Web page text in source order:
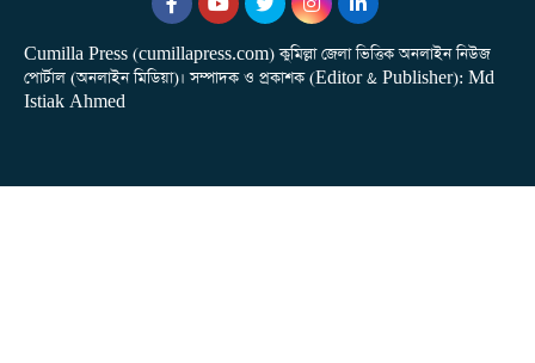
Cumilla Press (cumillapress.com) কুমিল্লা জেলা ভিত্তিক অনলাইন নিউজ
পোর্টাল (অনলাইন মিডিয়া)। সম্পাদক ও প্রকাশক (Editor & Publisher): Md
Istiak Ahmed